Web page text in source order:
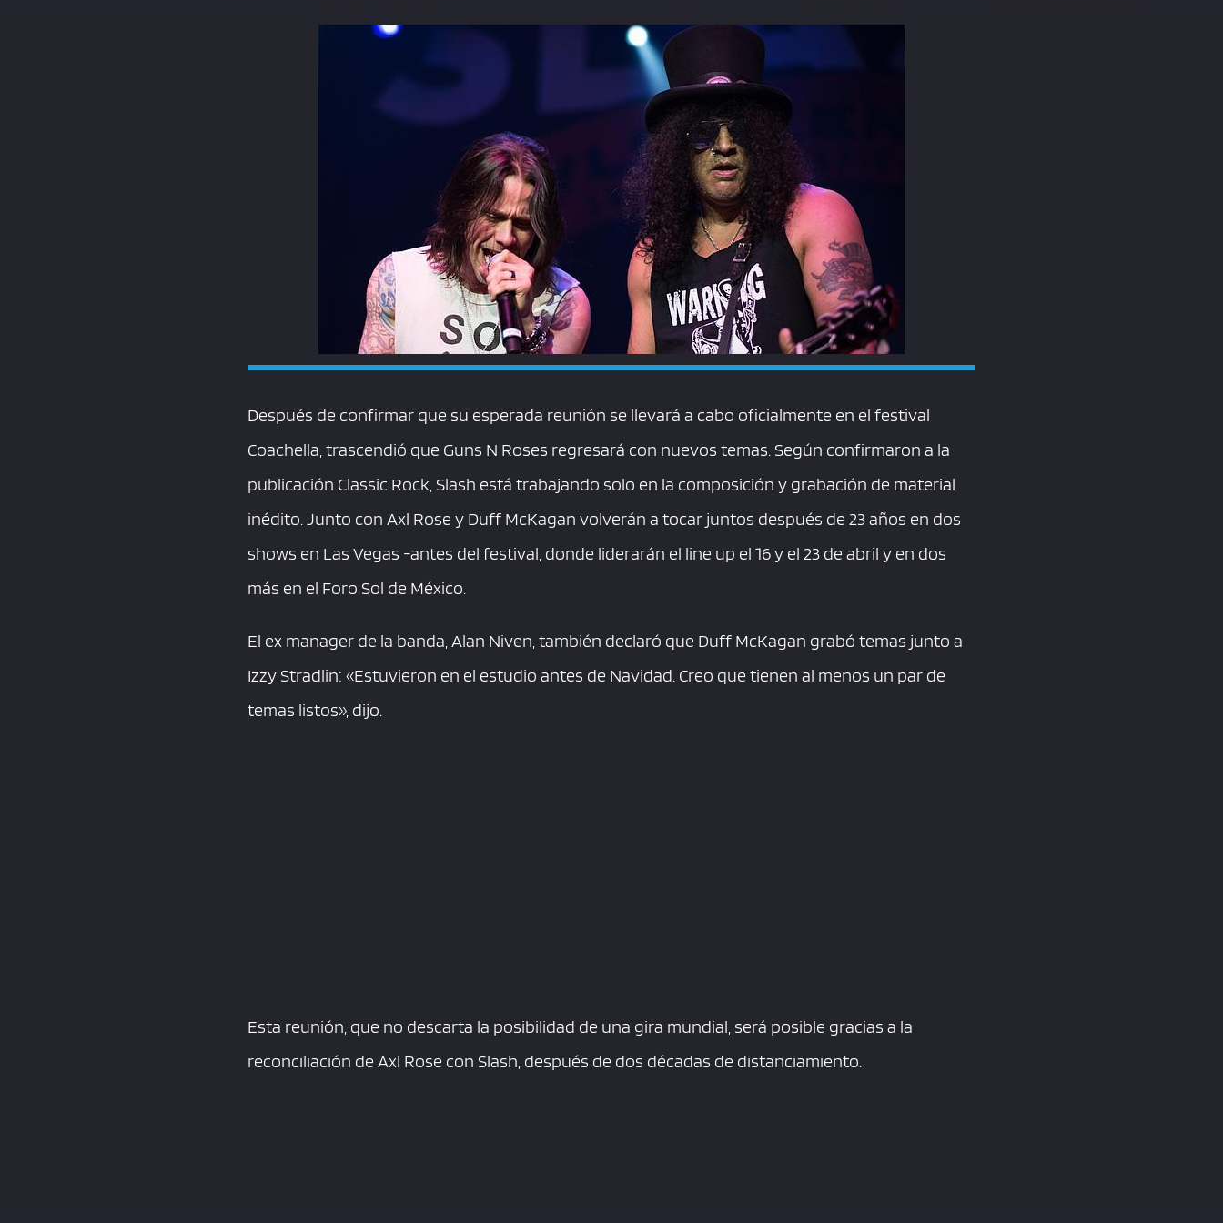
Después de confirmar que su esperada reunión se llevará a cabo oficialmente en el festival
Coachella, trascendió que Guns N Roses regresará con nuevos temas. Según confirmaron a la
publicación Classic Rock, Slash está trabajando solo en la composición y grabación de material
inédito. Junto con Axl Rose y Duff McKagan volverán a tocar juntos después de 23 años en dos
shows en Las Vegas -antes del festival, donde liderarán el line up el 16 y el 23 de abril y en dos
más en el Foro Sol de México.
El ex manager de la banda, Alan Niven, también declaró que Duff McKagan grabó temas junto a
Izzy Stradlin: «Estuvieron en el estudio antes de Navidad. Creo que tienen al menos un par de
temas listos», dijo.
Esta reunión, que no descarta la posibilidad de una gira mundial, será posible gracias a la
reconciliación de Axl Rose con Slash, después de dos décadas de distanciamiento.